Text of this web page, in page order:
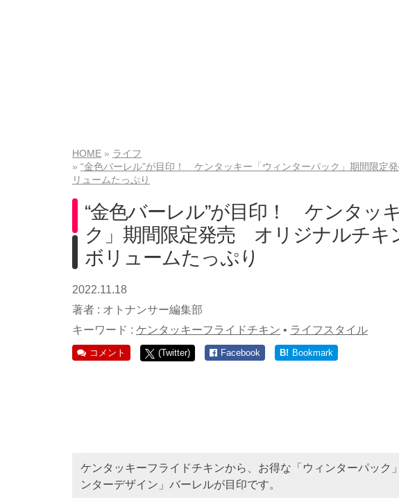
HOME
ライフ
“金色バーレル”が目印！ ケンタッキー「ウィンターパック」期間限定
リュームたっぷり
“金色バーレル”が目印！ ケンタッ
ク」期間限定発売 オリジナルチキ
ボリュームたっぷり
2022.11.18
著者 : オトナンサー編集部
キーワード : ケンタッキーフライドチキン • ライフスタイル
コメント (Twitter) Facebook B! Bookmark
ケンタッキーフライドチキンから、お得な「ウィンターパック
ンターデザイン」バーレルが目印です。